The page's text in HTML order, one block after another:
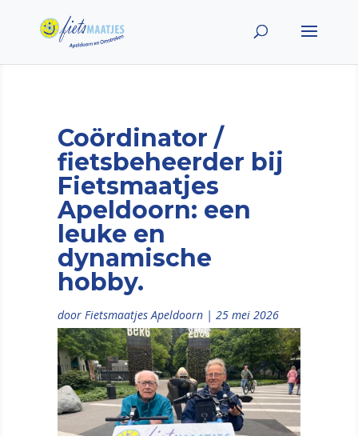
Coördinator /
fietsbeheerder bij
Fietsmaatjes
Apeldoorn: een
leuke en
dynamische
hobby.
door Fietsmaatjes Apeldoorn| 25 mei 2026